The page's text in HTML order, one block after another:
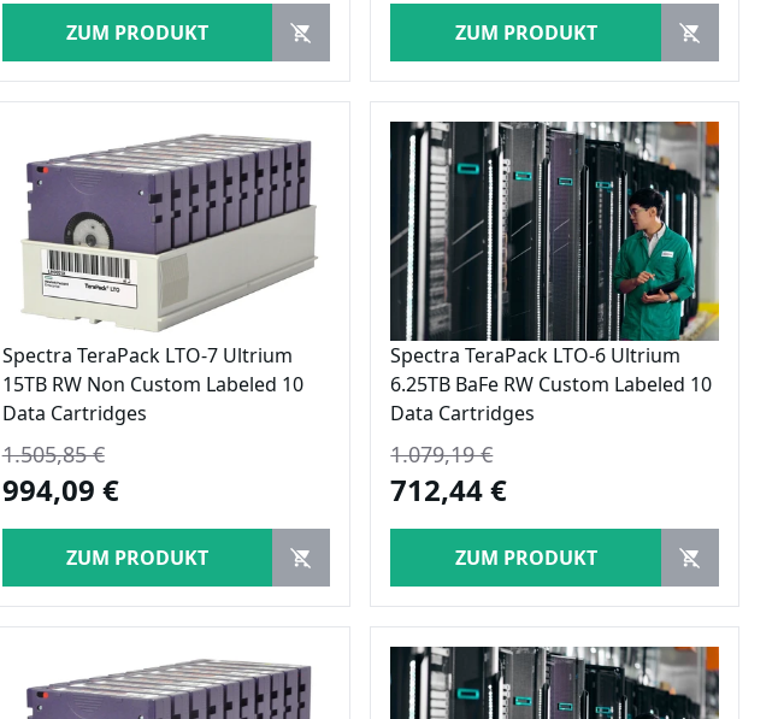
ZUM PRODUKT ZUM PRODUKT
Spectra TeraPack LTO-7 Ultrium
15TB RW Non Custom Labeled 10
Data Cartridges
1.505,85 €
994,09 €
ZUM PRODUKT
Spectra TeraPack LTO-6 Ultrium
6.25TB BaFe RW Custom Labeled 10
Data Cartridges
1.079,19 €
712,44 €
ZUM PRODUKT